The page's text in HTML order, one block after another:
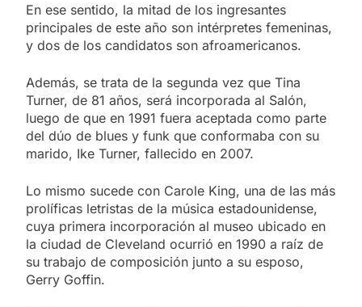
En ese sentido, la mitad de los ingresantes
principales de este año son intérpretes femeninas,
y dos de los candidatos son afroamericanos.
Además, se trata de la segunda vez que Tina
Turner, de 81 años, será incorporada al Salón,
luego de que en 1991 fuera aceptada como parte
del dúo de blues y funk que conformaba con su
marido, Ike Turner, fallecido en 2007.
Lo mismo sucede con Carole King, una de las más
prolíficas letristas de la música estadounidense,
cuya primera incorporación al museo ubicado en
la ciudad de Cleveland ocurrió en 1990 a raíz de
su trabajo de composición junto a su esposo,
Gerry Goffin.